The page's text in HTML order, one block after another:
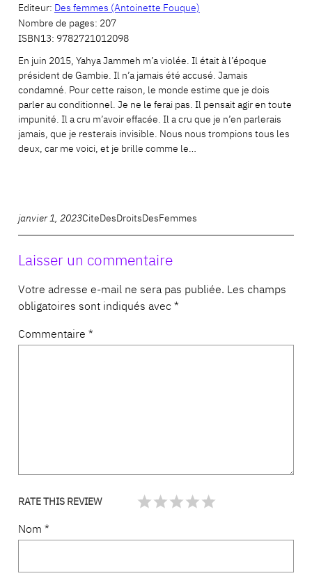
Editeur: Des femmes (Antoinette Fouque)
Nombre de pages: 207
ISBN13: 9782721012098
En juin 2015, Yahya Jammeh m’a violée. Il était à l’époque
président de Gambie. Il n’a jamais été accusé. Jamais
condamné. Pour cette raison, le monde estime que je dois
parler au conditionnel. Je ne le ferai pas. Il pensait agir en toute
impunité. Il a cru m’avoir effacée. Il a cru que je n’en parlerais
jamais, que je resterais invisible. Nous nous trompions tous les
deux, car me voici, et je brille comme le…
janvier 1, 2023CiteDesDroitsDesFemmes
Laisser un commentaire
Votre adresse e-mail ne sera pas publiée. Les champs
obligatoires sont indiqués avec *
Commentaire *
RATE THIS REVIEW
Nom *